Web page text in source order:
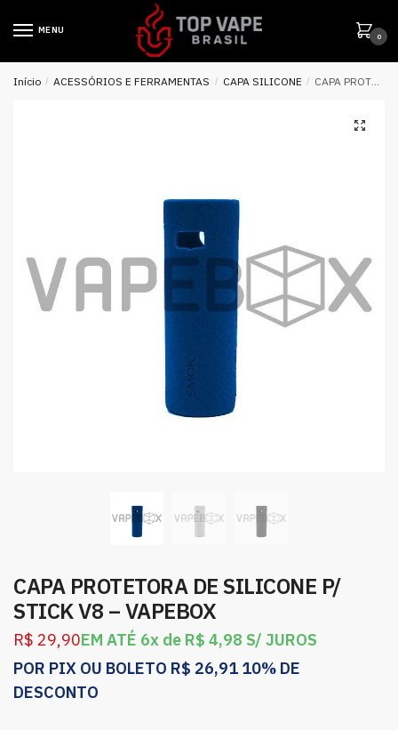
MENU
0
Início / ACESSÓRIOS E FERRAMENTAS / CAPA SILICONE / CAPA PROTETORA DE SILICONE P/ STICK V8 – VAPEBOX
CAPA PROTETORA DE SILICONE P/
STICK V8 – VAPEBOX
R$ 29,90EM ATÉ 6x de R$ 4,98 S/ JUROS
POR PIX OU BOLETO R$ 26,91 10% DE
DESCONTO